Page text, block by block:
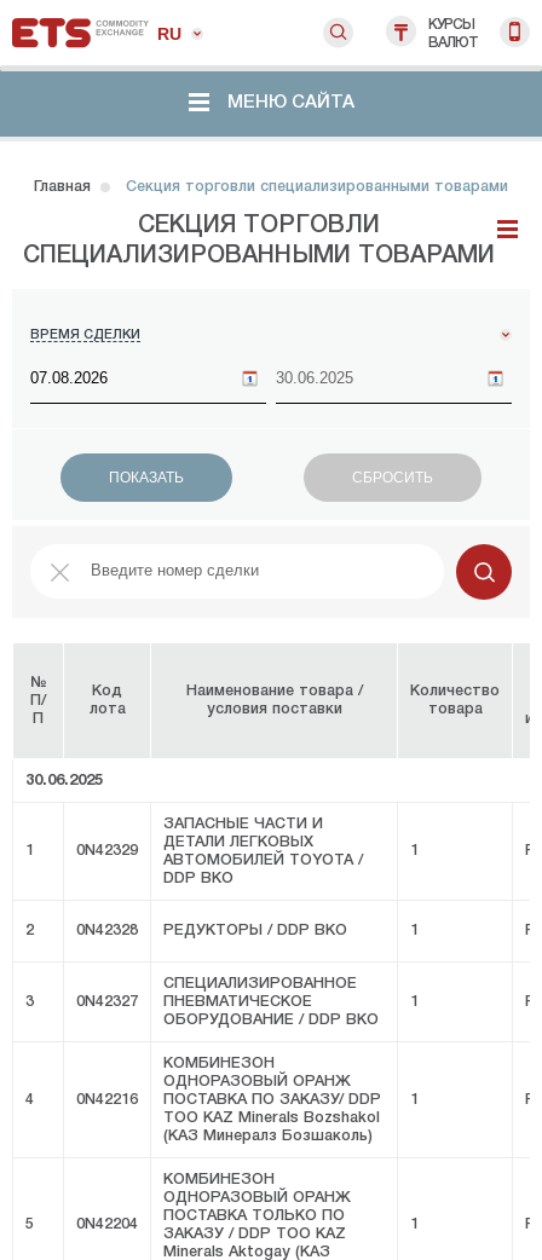
RU
КУРСЫ
ВАЛЮТ
МЕНЮ САЙТА
Главная Секция торговли специализированными товарами
СЕКЦИЯ ТОРГОВЛИ
СПЕЦИАЛИЗИРОВАННЫМИ ТОВАРАМИ
ВРЕМЯ СДЕЛКИ
№
П/
П
Код
лота
Наименование товара /
условия поставки
Количество
товара
30.06.2025
1 0N42329
ЗАПАСНЫЕ ЧАСТИ И
ДЕТАЛИ ЛЕГКОВЫХ
АВТОМОБИЛЕЙ TOYOTA /
DDP ВКО
1
2 0N42328 РЕДУКТОРЫ / DDP ВКО 1
3 0N42327
СПЕЦИАЛИЗИРОВАННОЕ
ПНЕВМАТИЧЕСКОЕ
ОБОРУДОВАНИЕ / DDP ВКО
1
4 0N42216
КОМБИНЕЗОН
ОДНОРАЗОВЫЙ ОРАНЖ
ПОСТАВКА ПО ЗАКАЗУ/ DDP
ТОО KAZ Minerals Bozshakol
(КАЗ Минералз Бозшаколь)
1
5 0N42204
КОМБИНЕЗОН
ОДНОРАЗОВЫЙ ОРАНЖ
ПОСТАВКА ТОЛЬКО ПО
ЗАКАЗУ / DDP ТОО KAZ
Minerals Aktogay (КАЗ
1